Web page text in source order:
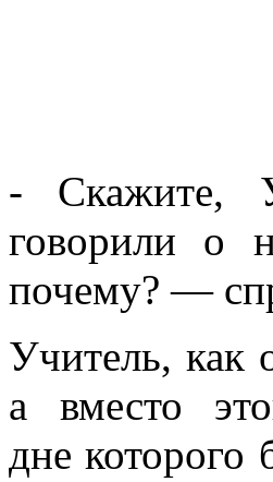
- Скажите,
говорили о
почему? —
Учитель, как
а вместо
дне которого